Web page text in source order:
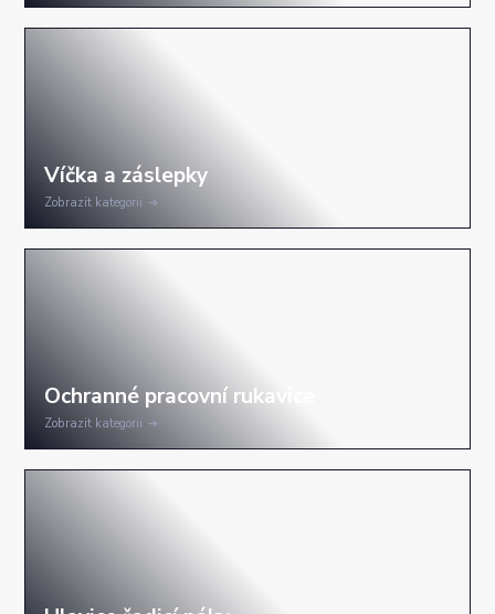
Zobrazit kategorii
Zobrazit kategorii